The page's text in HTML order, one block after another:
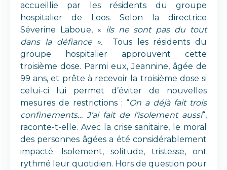
accueillie par les résidents du groupe
hospitalier de Loos. Selon la directrice
Séverine Laboue, « ils ne sont pas du tout
dans la défiance ». Tous les résidents du
groupe hospitalier approuvent cette
troisième dose. Parmi eux, Jeannine, âgée de
99 ans, et prête à recevoir la troisième dose si
celui-ci lui permet d’éviter de nouvelles
mesures de restrictions : “On a déjà fait trois
confinements… J’ai fait de l’isolement aussi“,
raconte-t-elle. Avec la crise sanitaire, le moral
des personnes âgées a été considérablement
impacté. Isolement, solitude, tristesse, ont
rythmé leur quotidien. Hors de question pour